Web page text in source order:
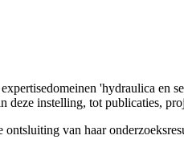
'hydraulica en
instelling, tot publicaties,
van haar